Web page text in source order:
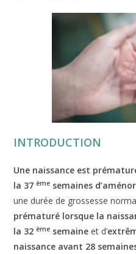
INTRODUCTION
Une naissance est
la 37ème semaines
une durée de grossesse
prématuré lorsque la
la 32 ème semaine et d’
naissance avant 28